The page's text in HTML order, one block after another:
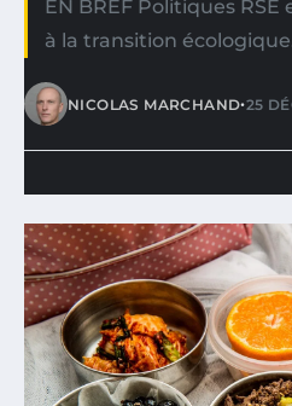
EN BREF Politiques
à la transition
NICOLAS MARCHAND•25